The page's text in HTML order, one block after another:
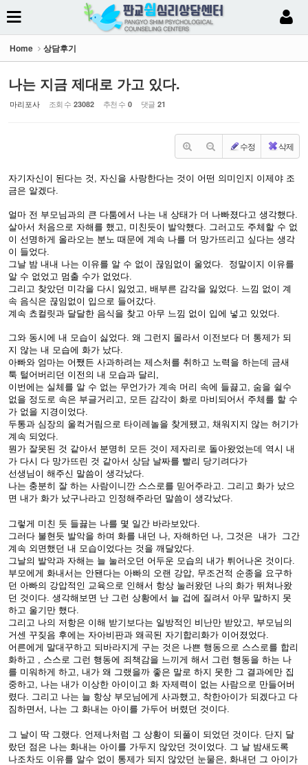
Home 상담후기
나는 지금 제대로 가고 있다.
마리포사 조회 수 23082 추천 수 0 댓글 21
수정 삭제
자기자신이 된다는 것, 자신을 사랑한다는 것이 어떤 의미인지 이제야 조
금은 알겠다.
얼마 전 부모님과의 큰 다툼에서 나는 내 상태가 더 나빠졌다고 생각했다.
살아서 처음으로 자해를 했고, 미친듯이 발악했다. 그러고도 주체할 수 없
이 선명하게 올라오는 분노 때문에 계속 나를 더 망가뜨리고 싶다는 생각
이 들었다.
그날 밤 내내 나는 이유를 알 수 없이 끊임없이 울었다. 정말이지 이유를
알 수 없었고 멈출 수가 없었다.
그리고 찾았던 미각을 다시 잃었고, 배부른 감각을 잃었다. 느낌 없이 계
속 음식은 끊임없이 입으로 들어갔다.
계속 쵸컬릿과 달달한 음식을 찾고 아무 느낌 없이 입에 넣고 있었다.
그와 동시에 내 모습이 싫었다. 왜 그런지 몰라서 이전보다 더 통제가 되
지 않는 내 모습에 화가 났다.
아빠와 엄마는 어쨌든 사과하려는 제스처를 취하고 노력을 하는데 금새
툭 털어버리던 이전의 내 모습과 달리,
이번에는 실체를 알 수 없는 무언가가 계속 머리 속에 들끓고, 숨을 쉴수
없을 정도로 속은 부글거리고, 모든 감각이 화로 마비되어서 주체를 할 수
가 없을 지경이었다.
두통과 심장의 울컥거림으로 타이레놀을 찾게됐고, 채워지지 않는 허기가
계속 되었다.
뭔가 잘못된 것 같아서 분명히 모든 것이 제자리로 돌아왔었는데 역시 내
가 다시 다 망가뜨린 것 같아서 상담 날짜를 빨리 당기려다가
선생님이 해주신 말씀이 생각났다.
나는 충분히 잘 하는 사람이니깐 스스로를 믿어주라고. 그리고 화가 났으
면 내가 화가 났구나라고 인정해주라던 말씀이 생각났다.
그렇게 미친 듯 들끓는 나를 몇 일간 바라보았다.
그러다 불현듯 발악을 하며 화를 내던 나, 자해하던 나, 그것은 내가 그간
계속 외면했던 내 모습이었다는 것을 깨달았다.
그날의 발악과 자해는 늘 눌러오던 어두운 모습의 내가 튀어나온 것이다.
부모에게 화내서는 안됀다는 아빠의 오랜 강압, 무조건적 순종을 요구하
던 아빠의 강압적인 교육으로 인해서 항상 눌러왔던 나의 화가 뛰쳐나왔
던 것이다. 생각해보면 난 그런 상황에서 늘 겁에 질려서 아무 말하지 못
하고 울기만 했다.
그리고 나의 저항은 이해 받기보다는 일방적인 비난만 받았고, 부모님의
거센 꾸짖음 후에는 자아비판과 왜곡된 자기합리화가 이어졌었다.
어른에게 말대꾸하고 되바라지게 구는 것은 나쁜 행동으로 스스로를 합리
화하고 , 스스로 그런 행동에 죄책감을 느끼게 해서 그런 행동을 하는 나
를 미워하게 하고, 내가 왜 그랬을까 좋은 말로 하지 못한 그 결과에만 집
중하고, 나는 내가 이상한 아이이고 화 자제력이 없는 사람으로 만들어버
렸다. 그리고 나는 늘 항상 부모님에게 사과했고, 착한아이가 되겠다고 다
짐하면서, 나는 그 화내는 아이를 가두어 버렸던 것이다.
그 날이 딱 그랬다. 언제나처럼 그 상황이 되풀이 되었던 것이다. 단지 달
랐던 점은 나는 화내는 아이를 가두지 않았던 것이었다. 그 날 밤새도록
나조차도 이유를 알수 없이 통제가 되지 않았던 눈물은, 화내던 그 아이가
Sketchbook5, 스케치북5
Sketchbook5, 스케치북5